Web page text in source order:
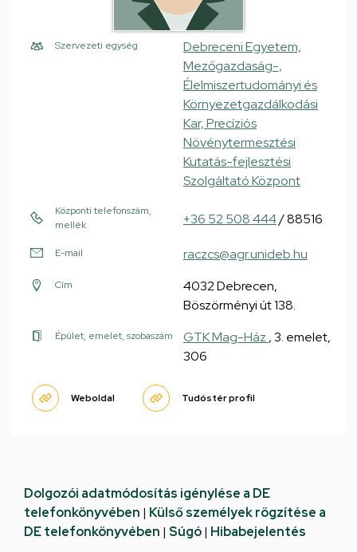
Szervezeti egység
Debreceni Egyetem,
Mezőgazdaság-,
Élelmiszertudományi és
Környezetgazdálkodási
Kar, Precíziós
Növénytermesztési
Kutatás-fejlesztési
Szolgáltató Központ
Központi telefonszám,
mellék
+36 52 508 444/ 88516
E-mail raczcs@agr.unideb.hu
Cím
4032 Debrecen,
Böszörményi út 138.
Épület, emelet, szobaszám GTK Mag-Ház , 3. emelet,
306
Weboldal Tudóstér profil
Dolgozói adatmódosítás igénylése a DE
telefonkönyvében | Külső személyek rögzítése a
DE telefonkönyvében | Súgó| Hibabejelentés